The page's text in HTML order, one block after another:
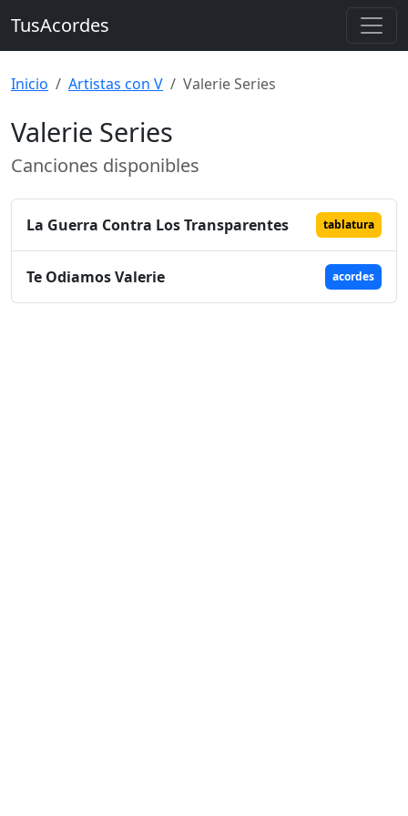
TusAcordes
Inicio Artistas con V Valerie Series
Valerie Series
Canciones disponibles
La Guerra Contra Los Transparentes tablatura
Te Odiamos Valerie acordes